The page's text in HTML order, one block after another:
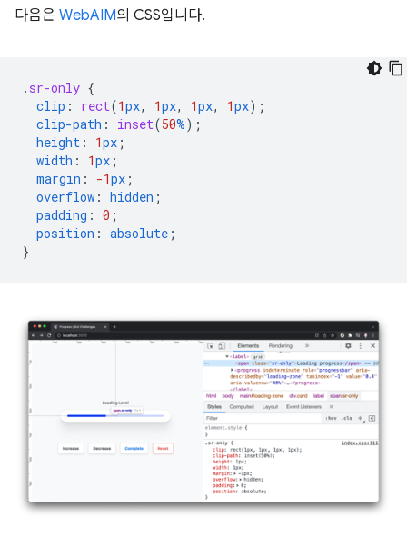
다음은 WebAIM의 CSS입니다.
. sr-only {
clip : rect(1px, 1px, 1px, 1px);
clip-path : inset(50%);
height : 1px ;
width : 1px ;
margin : -1px ;
overflow : hidden ;
padding : 0 ;
position : absolute ;
}